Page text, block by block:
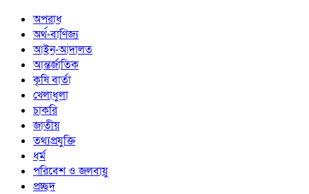
অপরাধ
অর্থ-বাণিজ্য
আইন-আদালত
আন্তর্জাতিক
কৃষি বার্তা
খেলাধুলা
চাকরি
জাতীয়
তথ্যপ্রযুক্তি
ধর্ম
পরিবেশ ও জলবায়ু
প্রচ্ছদ